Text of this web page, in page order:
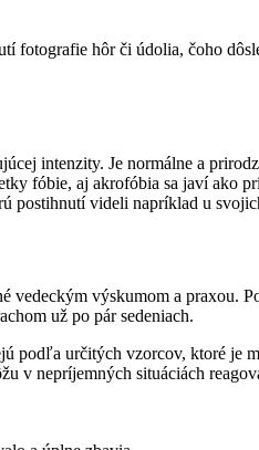
hôr či údolia, čoho
intenzity. Je normálne a
fóbie, aj akrofóbia sa javí ako
postihnutí videli napríklad u
vedeckým výskumom a praxou.
už po pár sedeniach.
podľa určitých vzorcov, ktoré je
v nepríjemných situáciách